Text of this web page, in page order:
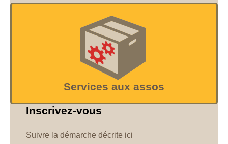
Services aux assos
Inscrivez-vous
Suivre la démarche décrite ici